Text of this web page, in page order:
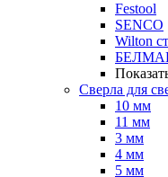
Festool
SENCO
Wilton
Сверла для
10 мм
11 мм
3 мм
4 мм
5 мм